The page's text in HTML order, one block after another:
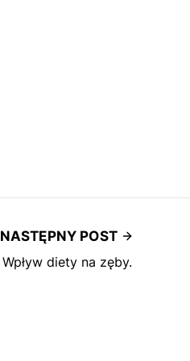
NASTĘPNY POST
Wpływ diety na zęby.